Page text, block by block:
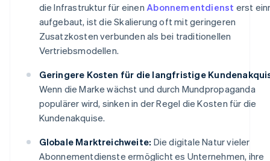
die Infrastruktur für einen Abonnementdienst erst
aufgebaut, ist die Skalierung oft mit geringeren
Zusatzkosten verbunden als bei traditionellen
Vertriebsmodellen.
Geringere Kosten für die langfristige
Wenn die Marke wächst und durch Mundpropaganda
populärer wird, sinken in der Regel die Kosten für die
Kundenakquise.
Globale Marktreichweite: Die digitale Natur vieler
Abonnementdienste ermöglicht es Unternehmen, ihre